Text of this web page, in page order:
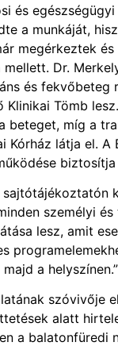
és
a munkáját,
megérkeztek
Dr.
és
Tömb
míg a
látja el.
személyi
lesz, amit
a helyszínen.”
szóvivője
alatt
a balatonfüredi